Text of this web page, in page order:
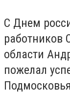
С Днем
работников
области
пожелал